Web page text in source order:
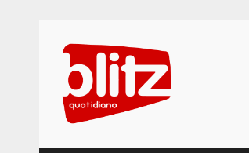
content